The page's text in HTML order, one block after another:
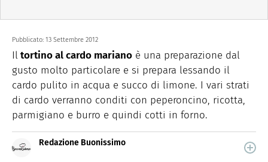
Pubblicato: 13 Settembre 2012
Iltortino al cardo mariano è una preparazione dal
gusto molto particolare e si prepara lessando il
cardo pulito in acqua e succo di limone. I vari strati
di cardo verranno conditi con peperoncino, ricotta,
parmigiano e burro e quindi cotti in forno.
Redazione Buonissimo